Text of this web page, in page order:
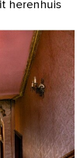
herenhuis